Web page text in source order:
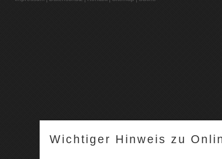
Wichtiger Hinweis zu